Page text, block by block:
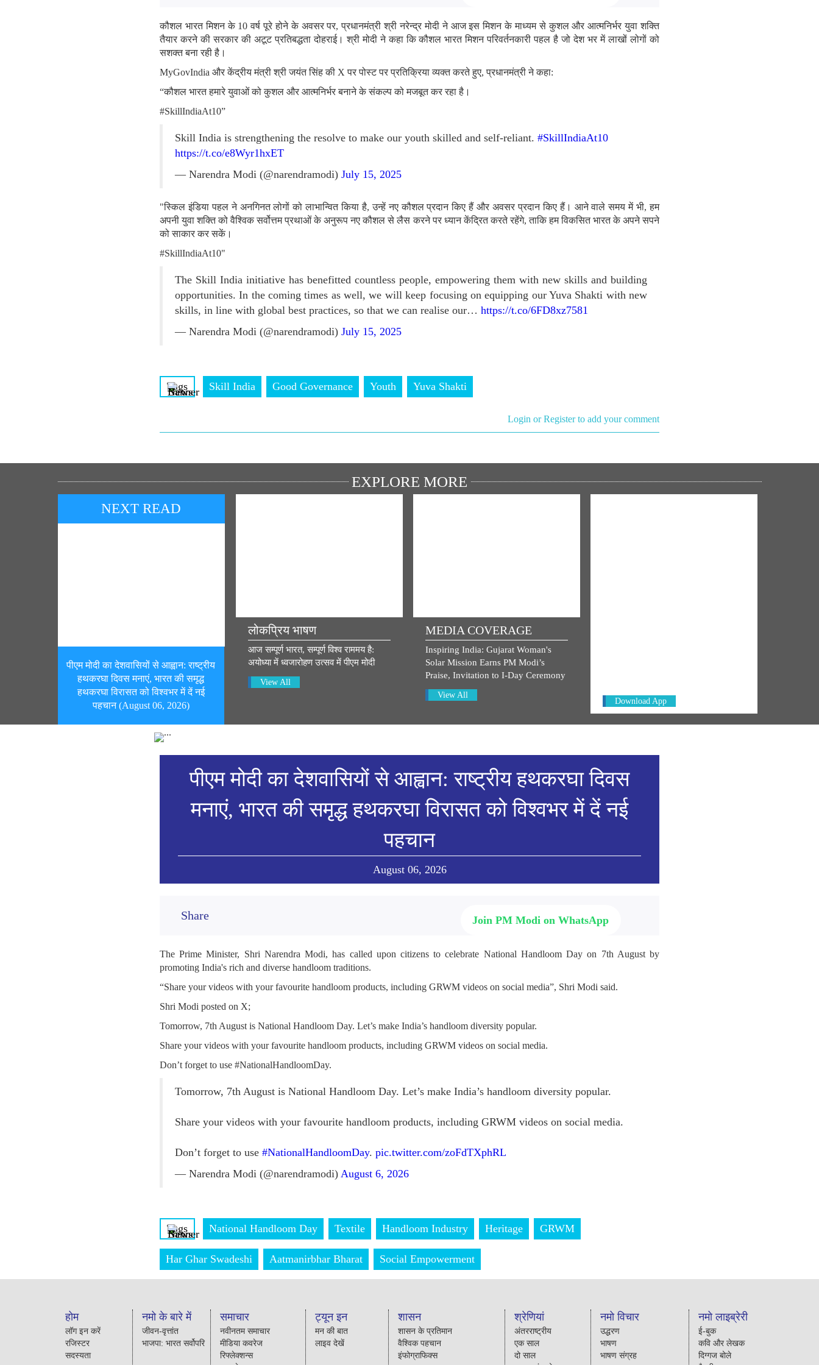
कौशल भारत मिशन के 10 वर्ष पूरे होने के अवसर पर, प्रधानमंत्री श्री नरेन्द्र मोदी ने आज इस मिशन के माध्यम से कुशल और आत्मनिर्भर युवा शक्ति
तैयार करने की सरकार की अटूट प्रतिबद्धता दोहराई। श्री मोदी ने कहा कि कौशल भारत मिशन परिवर्तनकारी पहल है जो देश भर में लाखों लोगों को
सशक्त बना रही है।
MyGovIndia और केंद्रीय मंत्री श्री जयंत सिंह की X पर पोस्ट पर प्रतिक्रिया व्यक्त करते हुए, प्रधानमंत्री ने कहा:
“कौशल भारत हमारे युवाओं को कुशल और आत्मनिर्भर बनाने के संकल्प को मजबूत कर रहा है।
#SkillIndiaAt10”
Skill India is strengthening the resolve to make our youth skilled and self-reliant. #SkillIndiaAt10
https://t.co/e8Wyr1hxET
— Narendra Modi (@narendramodi) July 15, 2025
"स्किल इंडिया पहल ने अनगिनत लोगों को लाभान्वित किया है, उन्हें नए कौशल प्रदान किए हैं और अवसर प्रदान किए हैं। आने वाले समय में भी, हम
अपनी युवा शक्ति को वैश्विक सर्वोत्तम प्रथाओं के अनुरूप नए कौशल से लैस करने पर ध्यान केंद्रित करते रहेंगे, ताकि हम विकसित भारत के अपने सपने
को साकार कर सकें।
#SkillIndiaAt10"
The Skill India initiative has benefitted countless people, empowering them with new skills and building
opportunities. In the coming times as well, we will keep focusing on equipping our Yuva Shakti with new
skills, in line with global best practices, so that we can realise our… https://t.co/6FD8xz7581
— Narendra Modi (@narendramodi) July 15, 2025
Tags Skill India Good Governance Youth Yuva Shakti
Login or Register to add your comment
EXPLORE MORE
NEXT READ
पीएम मोदी का देशवासियों से आह्वान: राष्ट्रीय
हथकरघा दिवस मनाएं, भारत की समृद्ध
हथकरघा विरासत को विश्वभर में दें नई
पहचान (August 06, 2026)
लोकप्रिय भाषण
आज सम्पूर्ण भारत, सम्पूर्ण विश्व राममय है:
अयोध्या में ध्वजारोहण उत्सव में पीएम मोदी
View All
MEDIA COVERAGE
Inspiring India: Gujarat Woman's
Solar Mission Earns PM Modi’s
Praise, Invitation to I-Day Ceremony
View All
Download App
पीएम मोदी का देशवासियों से आह्वान: राष्ट्रीय हथकरघा दिवस
मनाएं, भारत की समृद्ध हथकरघा विरासत को विश्वभर में दें नई
पहचान
August 06, 2026
Share Join PM Modi on WhatsApp
The Prime Minister, Shri Narendra Modi, has called upon citizens to celebrate National Handloom Day on 7th August by
promoting India's rich and diverse handloom traditions.
“Share your videos with your favourite handloom products, including GRWM videos on social media”, Shri Modi said.
Shri Modi posted on X;
Tomorrow, 7th August is National Handloom Day. Let’s make India’s handloom diversity popular.
Share your videos with your favourite handloom products, including GRWM videos on social media.
Don’t forget to use #NationalHandloomDay.
Tomorrow, 7th August is National Handloom Day. Let’s make India’s handloom diversity popular.
Share your videos with your favourite handloom products, including GRWM videos on social media.
Don’t forget to use #NationalHandloomDay. pic.twitter.com/zoFdTXphRL
— Narendra Modi (@narendramodi) August 6, 2026
Tags National Handloom Day Textile Handloom Industry Heritage GRWM
Har Ghar Swadeshi Aatmanirbhar Bharat Social Empowerment
होम
लॉग इन करें
रजिस्टर
सदस्यता
नमो के बारे में
जीवन-वृत्तांत
भाजपा: भारत सर्वोपरि
समाचार
नवीनतम समाचार
मीडिया कवरेज
रिफ्लेक्शन्स
ट्यून इन
मन की बात
लाइव देखें
शासन
शासन के प्रतिमान
वैश्विक पहचान
इंफोग्राफिक्स
श्रेणियां
अंतरराष्ट्रीय
एक साल
दो साल
नमो विचार
उद्धरण
भाषण
भाषण संग्रह
नमो लाइब्रेरी
ई-बुक
कवि और लेखक
दिग्गज बोले